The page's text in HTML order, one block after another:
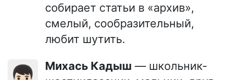
собирает статьи в «архив»,
смелый, сообразительный,
любит шутить.
👦🏻 Михась Кадыш — школьник-